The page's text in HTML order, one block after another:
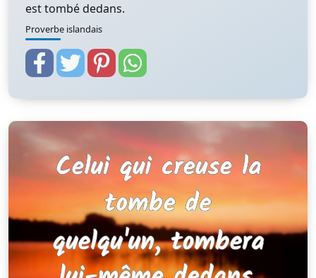
est tombé dedans.
Proverbe islandais